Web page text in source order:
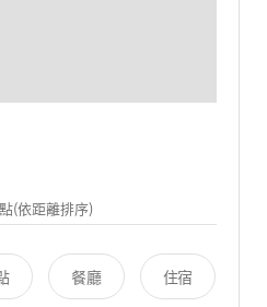
(依距離排序)
餐廳 住宿